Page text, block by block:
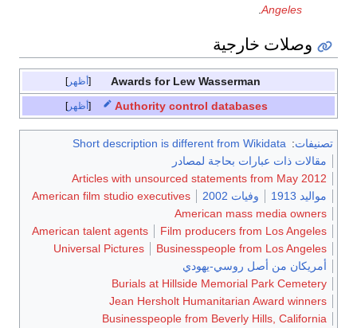
Angeles
.
وصلات خارجية
أظهر Awards for Lew Wasserman
أظهر Authority control databases
تصنيفات:
Short description is different from Wikidata
مقالات ذات عبارات بحاجة لمصادر
Articles with unsourced statements from May 2012
مواليد 1913
وفيات 2002
American film studio executives
American mass media owners
Film producers from Los Angeles
American talent agents
Businesspeople from Los Angeles
Universal Pictures
أمريكان من أصل روسي-يهودي
Burials at Hillside Memorial Park Cemetery
Jean Hersholt Humanitarian Award winners
Businesspeople from Beverly Hills, California